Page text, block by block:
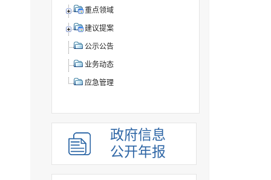
重点领域
建议提案
公示公告
业务动态
应急管理
政府信息
公开年报